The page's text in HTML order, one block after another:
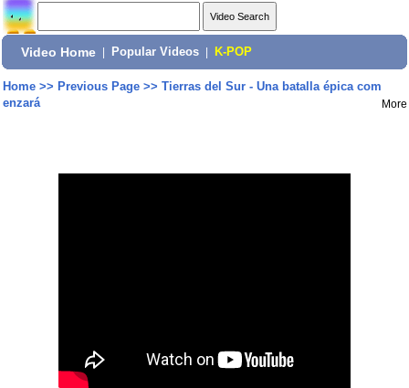
Video Home Popular Videos K-POP
Home>> Previous Page>> Tierras del Sur - Una batalla épica com
enzará
More